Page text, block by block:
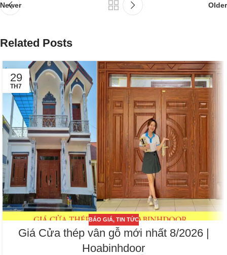
Newer Older
Related Posts
29
TH7
BÁO GIÁ, TIN TỨC
Giá Cửa thép vân gỗ mới nhất 8/2026 |
Hoabinhdoor